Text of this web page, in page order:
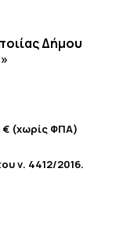
Δήμου
€ (χωρίς ΦΠΑ)
ν. 4412/2016.